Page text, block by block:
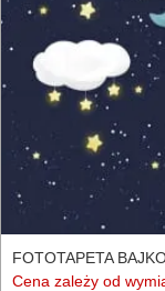
FOTOTAPETA
Cena zależy od